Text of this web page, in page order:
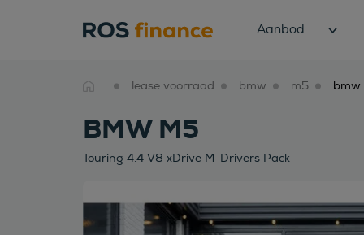
Aanbod
lease voorraad bmw m5
BMW M5
Touring 4.4 V8 xDrive M-Drivers Pack